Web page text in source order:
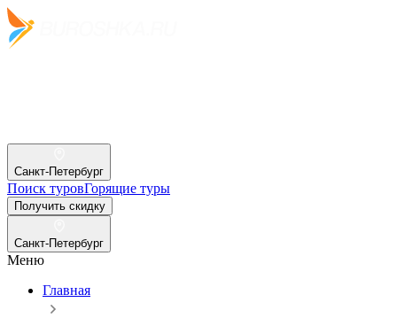
Санкт-Петербург
Поиск туровГорящие туры
Получить скидку
Санкт-Петербург
Меню
Главная